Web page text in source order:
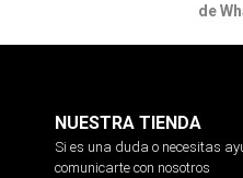
de
NUESTRA TIENDA
Si es una duda o necesitas
comunicarte con nosotros